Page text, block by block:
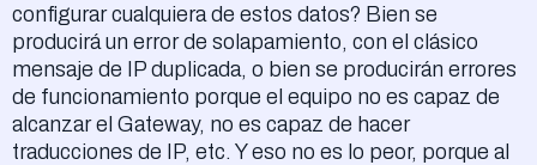
configurar cualquiera de estos datos? Bien se
producirá un error de solapamiento, con el clásico
mensaje de IP duplicada, o bien se producirán errores
de funcionamiento porque el equipo no es capaz de
alcanzar el Gateway, no es capaz de hacer
traducciones de IP, etc. Y eso no es lo peor, porque al